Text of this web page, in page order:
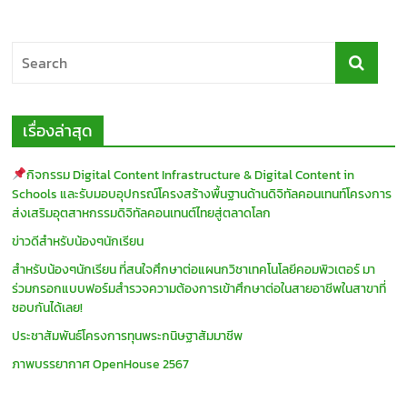
เรื่องล่าสุด
กิจกรรม Digital Content Infrastructure & Digital Content in
Schools และรับมอบอุปกรณ์โครงสร้างพื้นฐานด้านดิจิทัลคอนเทนท์โครงการ
ส่งเสริมอุตสาหกรรมดิจิทัลคอนเทนต์ไทยสู่ตลาดโลก
ข่าวดีสำหรับน้องๆนักเรียน
สำหรับน้องๆนักเรียน ที่สนใจศึกษาต่อแผนกวิชาเทคโนโลยีคอมพิวเตอร์ มา
ร่วมกรอกแบบฟอร์มสำรวจความต้องการเข้าศึกษาต่อในสายอาชีพในสาขาที่
ชอบกันได้เลย!
ประชาสัมพันธ์โครงการทุนพระกนิษฐาสัมมาชีพ
ภาพบรรยากาศ OpenHouse 2567